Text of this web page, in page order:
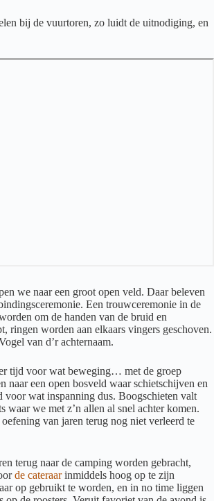
bij de vuurtoren, zo luidt de uitnodiging, en
we naar een groot open veld. Daar beleven
Een trouwceremonie in de
om de handen van de bruid en
ringen worden aan elkaars vingers geschoven.
van d’r achternaam.
tijd voor wat beweging… met de groep
naar een open bosveld waar schietschijven en
voor wat inspanning dus. Boogschieten valt
waar we met z’n allen al snel achter komen.
van jaren terug nog niet verleerd te
terug naar de camping worden gebracht,
de cateraarinmiddels hoog op te zijn
op gebruikt te worden, en in no time liggen